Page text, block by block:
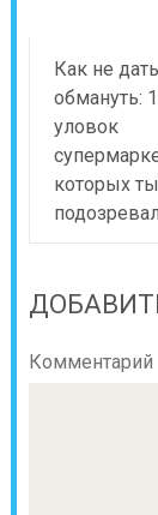
Как не
обмануть:
уловок
которых
Комментарий